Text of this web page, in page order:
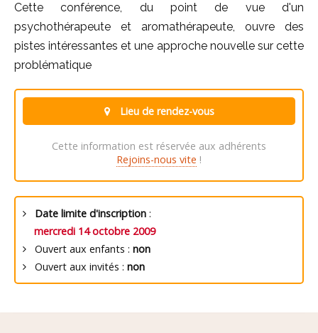
Cette conférence, du point de vue d'un
psychothérapeute et aromathérapeute, ouvre des
pistes intéressantes et une approche nouvelle sur cette
problématique
Lieu de rendez-vous
Cette information est réservée aux adhérents
Rejoins-nous vite !
Date limite d'inscription :
mercredi 14 octobre 2009
Ouvert aux enfants : non
Ouvert aux invités : non